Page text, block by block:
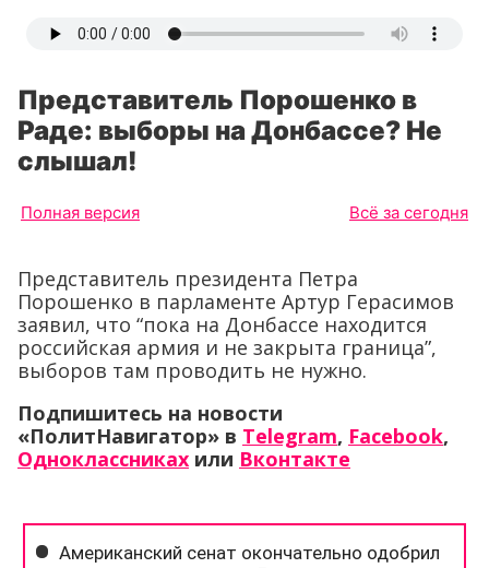
Представитель Порошенко в
Раде: выборы на Донбассе? Не
слышал!
Полная версия Всё за сегодня
Представитель президента Петра
Порошенко в парламенте Артур Герасимов
заявил, что “пока на Донбассе находится
российская армия и не закрыта граница”,
выборов там проводить не нужно.
Подпишитесь на новости
«ПолитНавигатор» в Telegram, Facebook,
Одноклассниках или Вконтакте